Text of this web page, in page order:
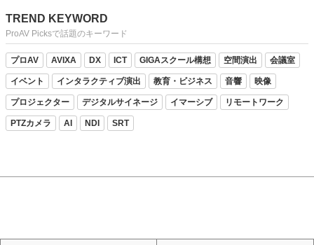
TREND KEYWORD
ProAV Picksで話題のキーワード
プロAV AVIXA DX ICT GIGAスクール構想 空間演出 会議室
イベント インタラクティブ演出 教育・ビジネス 音響 映像
プロジェクター デジタルサイネージ イマーシブ リモートワーク
PTZカメラ AI NDI SRT